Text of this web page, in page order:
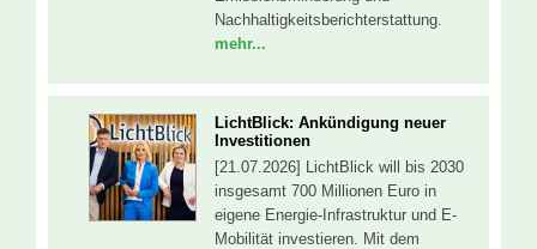
Nachhaltigkeitsberichterstattung.
mehr...
LichtBlick: Ankündigung neuer
Investitionen
[21.07.2026] LichtBlick will bis 2030
insgesamt 700 Millionen Euro in
eigene Energie-Infrastruktur und E-
Mobilität investieren. Mit dem